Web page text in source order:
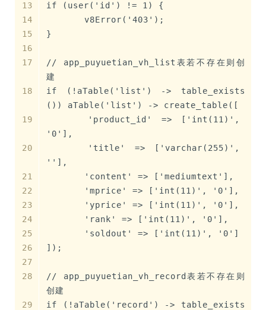
if (user('id') != 1) {
	v8Error('403');
}
// app_puyuetian_vh_list表若不存在则创
建
if (!aTable('list') -> table_exists
()) aTable('list') -> create_table([
'0'],
''],
	'content' => ['mediumtext'],
	'mprice' => ['int(11)', '0'],
	'yprice' => ['int(11)', '0'],
	'rank' => ['int(11)', '0'],
	'soldout' => ['int(11)', '0']
]);
// app_puyuetian_vh_record表若不存在则
创建
if (!aTable('record') -> table_exists